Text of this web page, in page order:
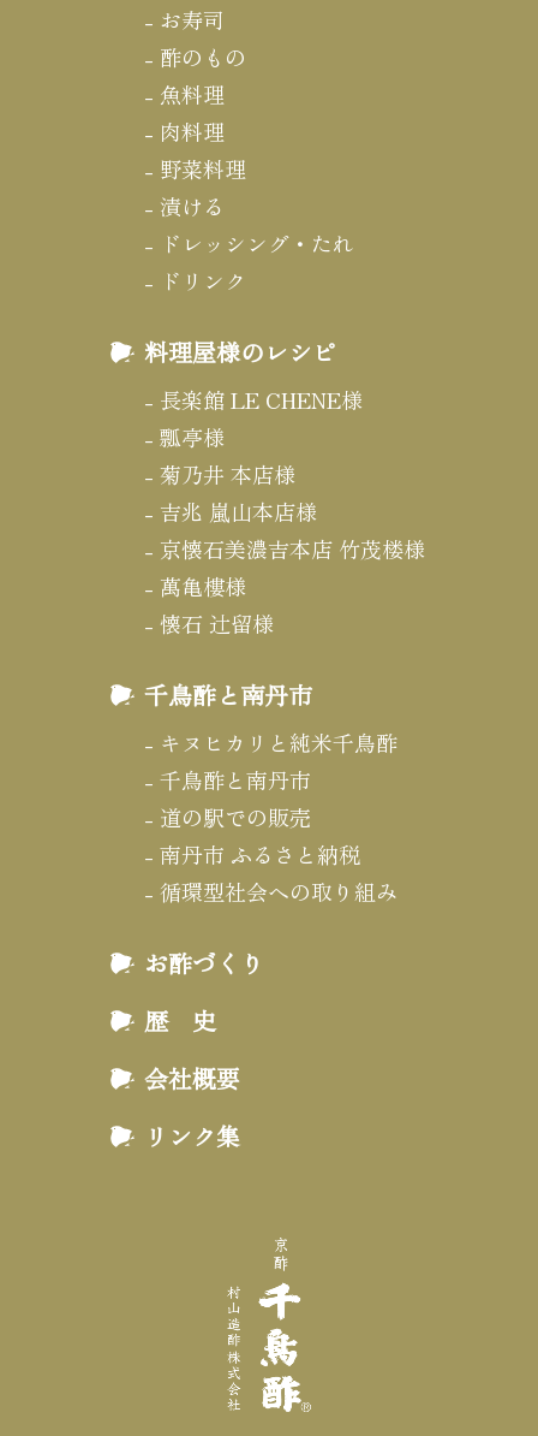
お寿司
酢のもの
魚料理
肉料理
野菜料理
漬ける
ドレッシング・たれ
ドリンク
料理屋様のレシピ
長楽館 LE CHENE様
瓢亭様
菊乃井 本店様
吉兆 嵐山本店様
京懐石美濃吉本店 竹茂楼様
萬亀樓様
懐石 辻留様
千鳥酢と南丹市
キヌヒカリと純米千鳥酢
千鳥酢と南丹市
道の駅での販売
南丹市 ふるさと納税
循環型社会への取り組み
お酢づくり
歴 史
会社概要
リンク集